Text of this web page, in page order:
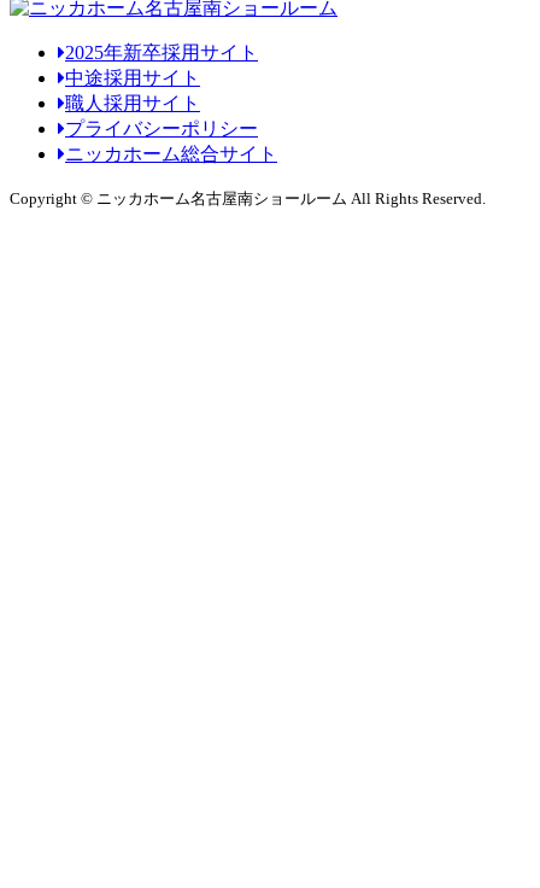
2025年新卒採用サイト
中途採用サイト
職人採用サイト
プライバシーポリシー
ニッカホーム総合サイト
Copyright © ニッカホーム名古屋南ショールーム All Rights Reserved.